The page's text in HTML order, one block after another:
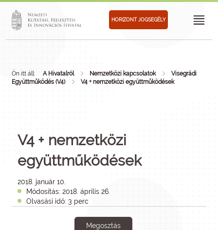
HORIZONT JOGSEGÉLY
Ön itt áll: A Hivatalról Nemzetközi kapcsolatok
Visegrádi
Együttműködés (V4)
V4 + nemzetközi együttműködések
V4 + nemzetközi
együttműködések
2018. január 10.
Módosítás: 2018. április 26.
Olvasási idő: 3 perc
Megosztás